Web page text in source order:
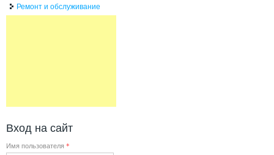
Ремонт и обслуживание
Вход на сайт
Имя пользователя *